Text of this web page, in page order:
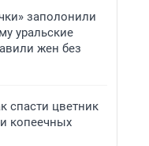
заполонили
уральские
жен без
спасти цветник
копеечных